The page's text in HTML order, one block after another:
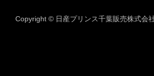
Copyright © 日産プリンス千葉販売株式会